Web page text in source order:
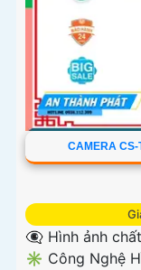
CAMERA CS-
👁️‍🗨 Hình ảnh
✳️ Công Nghệ